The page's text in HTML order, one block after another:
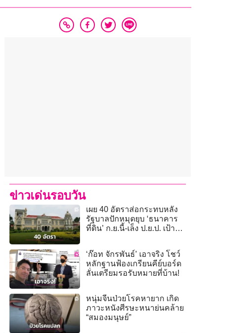
ข่าวเด่นรอบวัน
เผย 40 อัตราส่อกระทบหลัง
รัฐบาลปักหมุดยุบ ‘ธนาคาร
ที่ดิน’ ก.ย.นี้-เล็ง ป.ย.ป. เป้าต่อ
‘ก๊อท จักรพันธ์’ เอาจริง โชว์
หลักฐานฟ้องเกรียนคีย์บอร์ด
ลั่นเตรียมรอรับหมายที่บ้าน!
หนุ่มจีนป่วยโรคหายาก เกิด
ภาวะหนังศีรษะหนาย่นคล้าย
“สมองมนุษย์”